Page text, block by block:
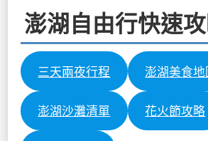
澎湖自由行快速
三天兩夜行程 澎湖美食地
澎湖沙灘清單 花火節攻略